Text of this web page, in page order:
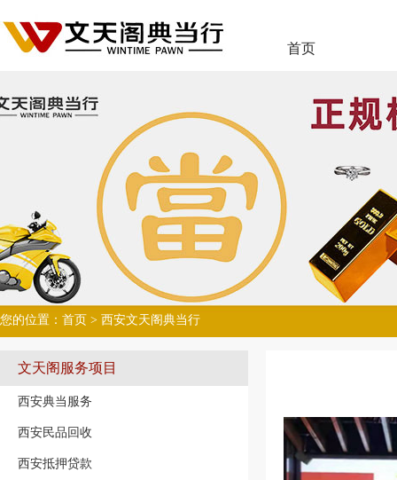
首页
您的位置： 首页 > 西安文天阁典当行
文天阁服务项目
西安典当服务
西安民品回收
西安抵押贷款